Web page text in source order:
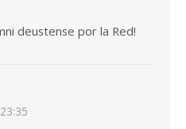
deustense por la Red!